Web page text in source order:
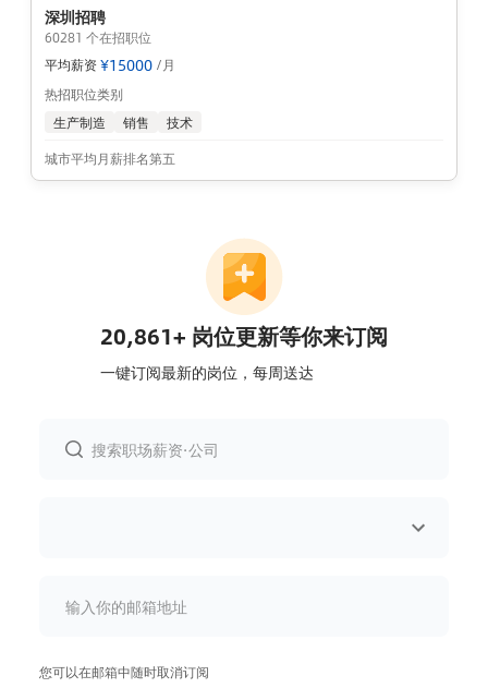
加分项：
1.有 1 年以上猫咪洗护 / 寄养经验，持有宠物美容师证书（C 级及以
上）；
2.掌握基础猫咪行为学知识（如能识别应激反应并及时干预）；
3.擅长用手机拍摄猫咪可爱瞬间。
工作地点 —— 全深圳门店可选，温暖触手可及
南山（前海/后海/西丽）、福田（车公庙/香蜜湖/梅林）、罗湖
（国贸/布心/翠竹）、宝安（灵芝/宝体）等10+家门店同步招聘，
薪资结构：底薪+服务提成+绩效奖金
弹性工作：灵活时段（早班 10:00-19:00，晚班 13:00-22:00）；
成长赋能：定期参加猫咪行为学、高端洗护技术培训（如宠物美容
师大师课），优秀者可晋升「洗护主管」或「区域店长」；
治愈福利：员工专属猫咪洗护折扣（带自家毛孩子来享受星级服
务）、每月「员工猫咖日」（与门店寄养猫咪互动放松）。
期待与你共赴温柔之约
深圳招聘
60281 个在招职位
平均薪资¥15000 /月
热招职位类别
生产制造
销售
技术
城市平均月薪排名第五
20,861+ 岗位更新等你来订阅
一键订阅最新的岗位，每周送达
您可以在邮箱中随时取消订阅